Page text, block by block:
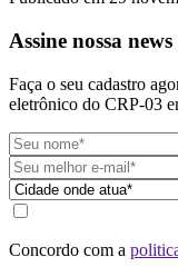
Assine nossa news
Faça o seu cadastro
eletrônico do CRP-03
Concordo com a